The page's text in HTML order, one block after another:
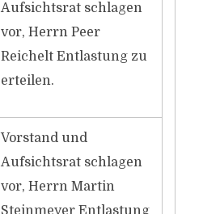
Aufsichtsrat schlagen
vor, Herrn Peer
Reichelt Entlastung zu
erteilen.
Vorstand und
Aufsichtsrat schlagen
vor, Herrn Martin
Steinmeyer Entlastung